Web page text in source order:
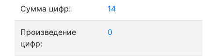
Сумма цифр: 14
Произведение
цифр:
0